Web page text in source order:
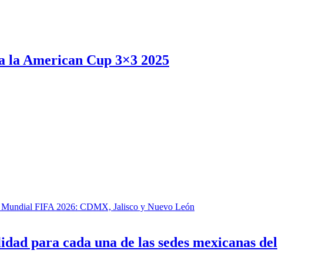
la American Cup 3×3 2025
para cada una de las sedes mexicanas del